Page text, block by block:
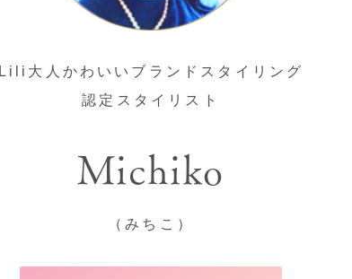
Lili大人かわいいブランドスタイリング
認定スタイリスト
Michiko
（みちこ）